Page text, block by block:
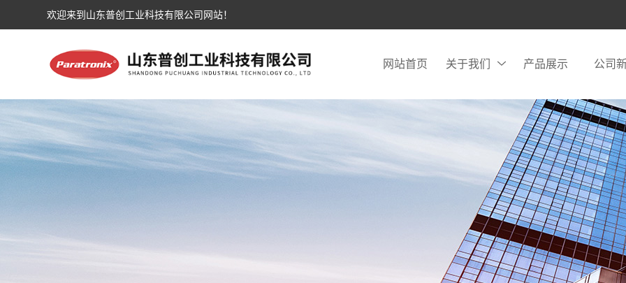
欢迎来到山东普创工业科技有限公司网站！
网站首页 关于我们 产品展示 公司